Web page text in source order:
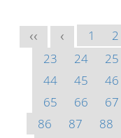
<< < 1 2
23
24 25
44
45 46
65
66 67
86
87 88